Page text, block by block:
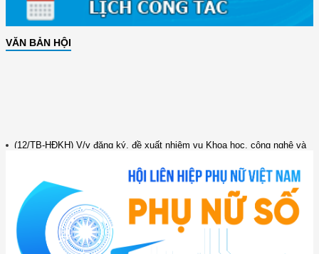
VĂN BẢN HỘI
đổi mới ...
(898/KH/ĐCT) Kế hoạch thực hiện Quyết định số 2415/QĐ-TTg ngày
31/10/2025 ...
(417/QĐ-BNNMT) Quyết định phê duyệt Chương trình mục tiêu quốc gia
xây dựng ...
(891/KH-ĐCT) Kế hoạch thực hiện Nghị quyết số 72-NQ/TW ngày
9/9/2025 của Bộ ...